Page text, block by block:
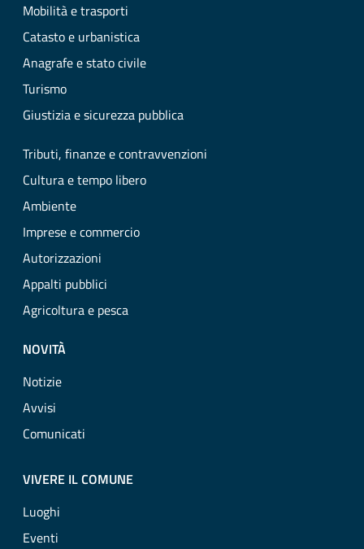
Mobilità e trasporti
Catasto e urbanistica
Anagrafe e stato civile
Turismo
Giustizia e sicurezza pubblica
Tributi, finanze e contravvenzioni
Cultura e tempo libero
Ambiente
Imprese e commercio
Autorizzazioni
Appalti pubblici
Agricoltura e pesca
NOVITÀ
Notizie
Avvisi
Comunicati
VIVERE IL COMUNE
Luoghi
Eventi